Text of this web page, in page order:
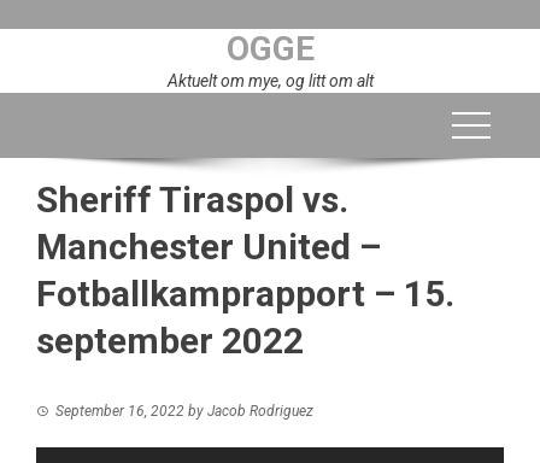
OGGE
Aktuelt om mye, og litt om alt
Sheriff Tiraspol vs.
Manchester United –
Fotballkamprapport – 15.
september 2022
September 16, 2022 by Jacob Rodriguez